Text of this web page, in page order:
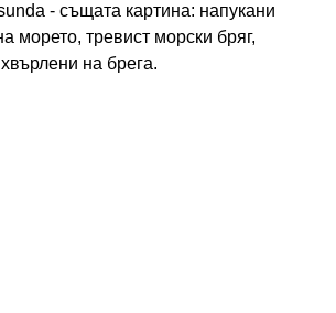
- същата картина: напукани
морето, тревист морски бряг,
на брега.